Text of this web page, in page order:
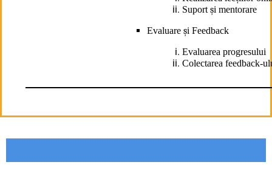
Suport și mentorare
Evaluare și Feedback
Evaluarea progresului
Colectarea feedback-